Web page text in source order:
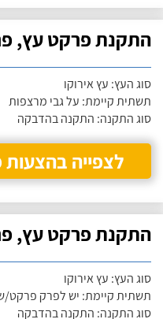
התקנת פרקט עץ,
סוג העץ: עץ אירוקו
תשתית קיימת: על גבי מרצפות
סוג התקנה: התקנה בהדבקה
לצפייה בהצעות
התקנת פרקט עץ,
סוג העץ: עץ אירוקו
תשתית קיימת: יש לפרק פרקט/
סוג התקנה: התקנה בהדבקה